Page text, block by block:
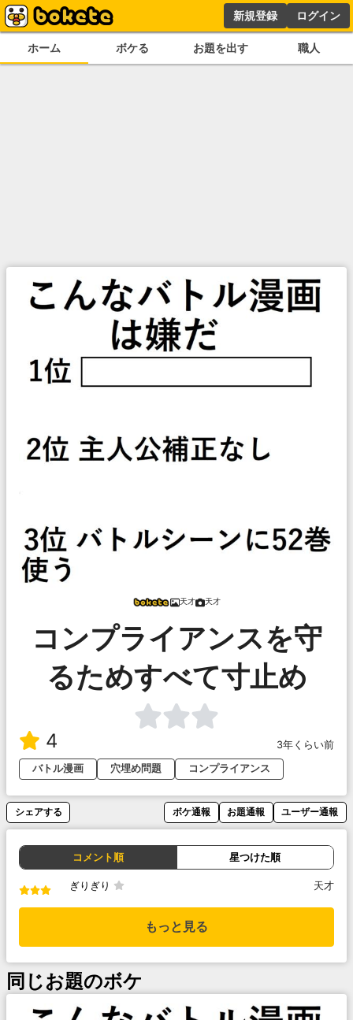
新規登録 ログイン
ホーム ボケる お題を出す 職人
天才 天才
コンプライアンスを守
るためすべて寸止め
4
3年くらい前
バトル漫画
穴埋め問題 コンプライアンス
シェアする ボケ通報 お題通報 ユーザー通報
コメント順 星つけた順
ぎりぎり 天才
もっと見る
同じお題のボケ